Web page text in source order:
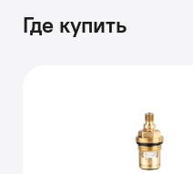
Где купить